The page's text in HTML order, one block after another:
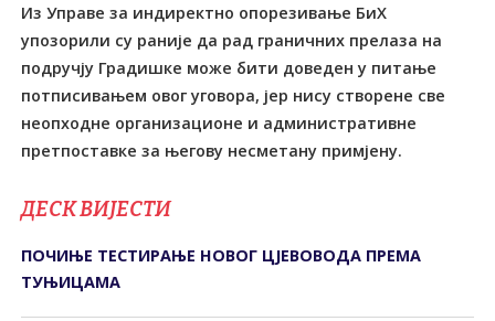
Из Управе за индиректно опорезивање БиХ
упозорили су раније да рад граничних прелаза на
подручју Градишке може бити доведен у питање
потписивањем овог уговора, јер нису створене све
неопходне организационе и административне
претпоставке за његову несметану примјену.
ДЕСК ВИЈЕСТИ
ПОЧИЊЕ ТЕСТИРАЊЕ НОВОГ ЦЈЕВОВОДА ПРЕМА
ТУЊИЦАМА